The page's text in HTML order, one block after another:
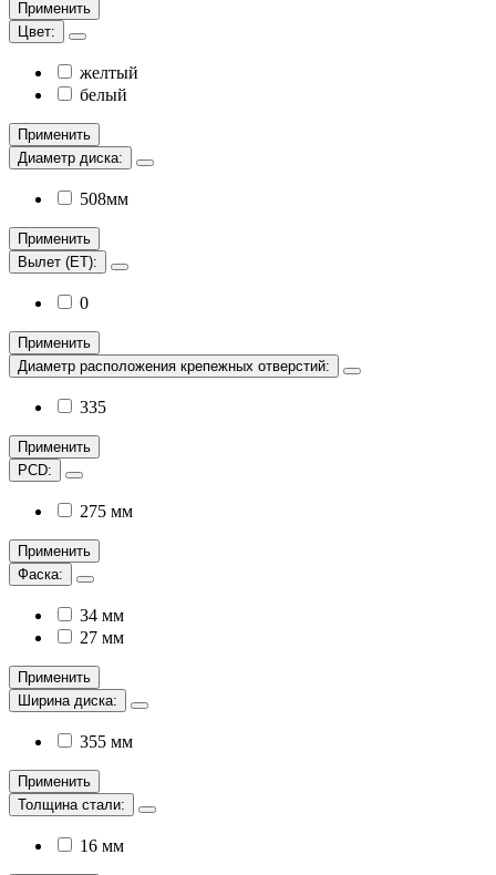
Применить
Цвет:
желтый
белый
Применить
Диаметр диска:
508мм
Применить
Вылет (ЕТ):
0
Применить
Диаметр расположения крепежных отверстий:
335
Применить
PCD:
275 мм
Применить
Фаска:
34 мм
27 мм
Применить
Ширина диска:
355 мм
Применить
Толщина стали:
16 мм